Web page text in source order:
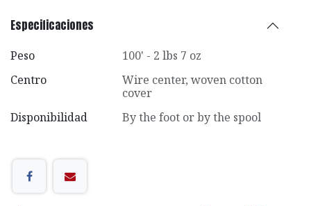
Especificaciones
Peso
100' - 2 lbs 7 oz
Centro
Wire center, woven cotton
cover
Disponibilidad
By the foot or by the spool